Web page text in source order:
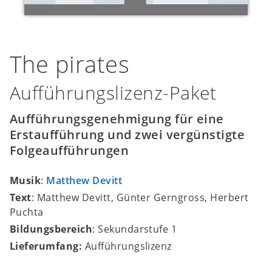
The pirates
Aufführungslizenz-Paket
Aufführungsgenehmigung für eine
Erstaufführung und zwei vergünstigte
Folgeaufführungen
Musik: Matthew Devitt
Text: Matthew Devitt, Günter Gerngross, Herbert
Puchta
Bildungsbereich: Sekundarstufe 1
Lieferumfang: Aufführungslizenz